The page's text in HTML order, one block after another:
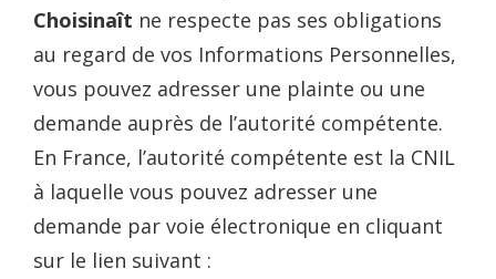
Choisinaît ne respecte pas ses obligations
au regard de vos Informations Personnelles,
vous pouvez adresser une plainte ou une
demande auprès de l’autorité compétente.
En France, l’autorité compétente est la CNIL
à laquelle vous pouvez adresser une
demande par voie électronique en cliquant
sur le lien suivant :